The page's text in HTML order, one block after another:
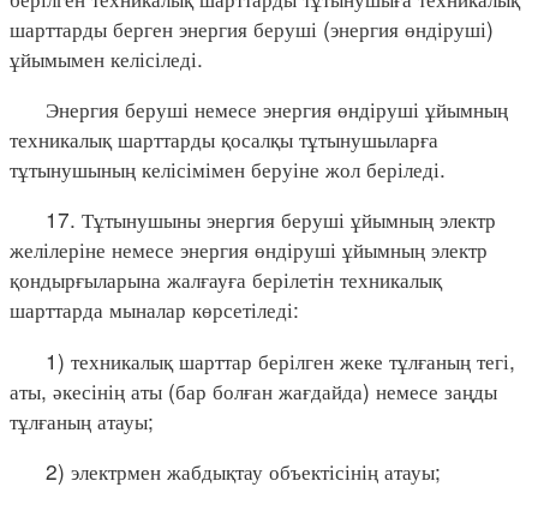
шарттарды берген энергия беруші (энергия өндіруші)
ұйымымен келісіледі.
Энергия беруші немесе энергия өндіруші ұйымның
техникалық шарттарды қосалқы тұтынушыларға
тұтынушының келісімімен беруіне жол беріледі.
17. Тұтынушыны энергия беруші ұйымның электр
желілеріне немесе энергия өндіруші ұйымның электр
қондырғыларына жалғауға берілетін техникалық
шарттарда мыналар көрсетіледі:
1) техникалық шарттар берілген жеке тұлғаның тегі,
аты, әкесінің аты (бар болған жағдайда) немесе заңды
тұлғаның атауы;
2) электрмен жабдықтау объектісінің атауы;